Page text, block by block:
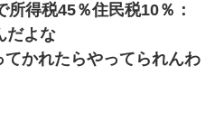
得税45％住民税10％：
だよな
かれたらやってられんわ